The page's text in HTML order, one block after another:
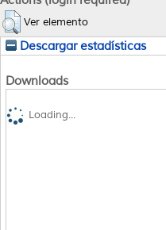
Ver elemento
Descargar estadísticas
Downloads
Loading...